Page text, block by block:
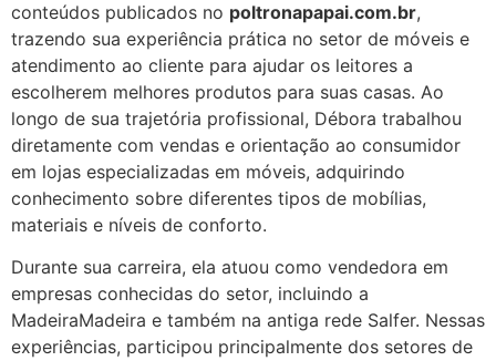
conteúdos publicados no poltronapapai.com.br,
trazendo sua experiência prática no setor de móveis e
atendimento ao cliente para ajudar os leitores a
escolherem melhores produtos para suas casas. Ao
longo de sua trajetória profissional, Débora trabalhou
diretamente com vendas e orientação ao consumidor
em lojas especializadas em móveis, adquirindo
conhecimento sobre diferentes tipos de mobílias,
materiais e níveis de conforto.
Durante sua carreira, ela atuou como vendedora em
empresas conhecidas do setor, incluindo a
MadeiraMadeira e também na antiga rede Salfer. Nessas
experiências, participou principalmente dos setores de